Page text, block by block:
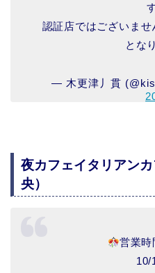
認証店ではございま
とな
— 木更津丿貫
夜カフェイタリアン
央）
営業時
10/